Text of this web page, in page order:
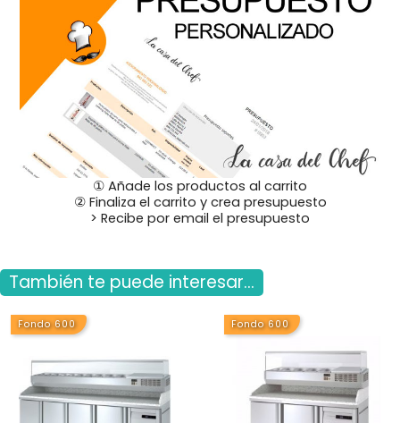
① Añade los productos al carrito
② Finaliza el carrito y crea presupuesto
> Recibe por email el presupuesto
También te puede interesar...
Fondo 600 Fondo 600